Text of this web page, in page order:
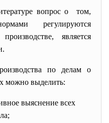
вопрос о том,
регулируются
является
по делам о
можно выделить:
выяснение всех